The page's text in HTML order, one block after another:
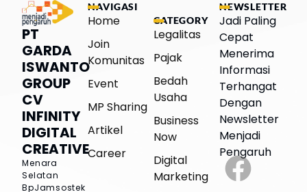
PT
GARDA
ISWANTO
GROUP
CV
INFINITY
DIGITAL
CREATIVE
Menara
Selatan
BpJamsostek
NAVIGASI
Home
Join
Komunitas
Event
MP Sharing
Artikel
Career
CATEGORY
Legalitas
Pajak
Bedah
Usaha
Business
Now
Digital
Marketing
NEWSLETTER
Jadi Paling
Cepat
Menerima
Informasi
Terhangat
Dengan
Newsletter
Menjadi
Pengaruh